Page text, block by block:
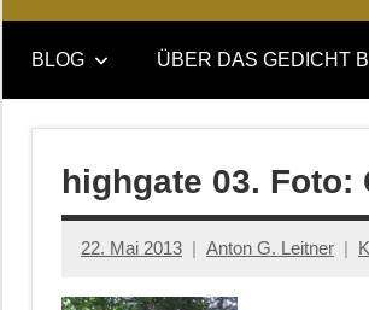
DAS
GEDICHT
blog
DAS
GEDICHT.
Zeitschrift
BLOG ÜBER DAS GEDICHT
highgate 03.
22. Mai 2013 Anton G. Leitner